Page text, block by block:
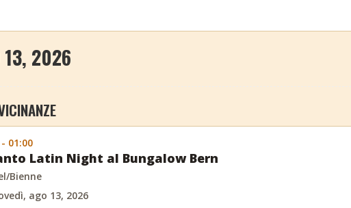
13, 2026
01:00
Latin Night al Bungalow Bern
Bienne
ago 13, 2026